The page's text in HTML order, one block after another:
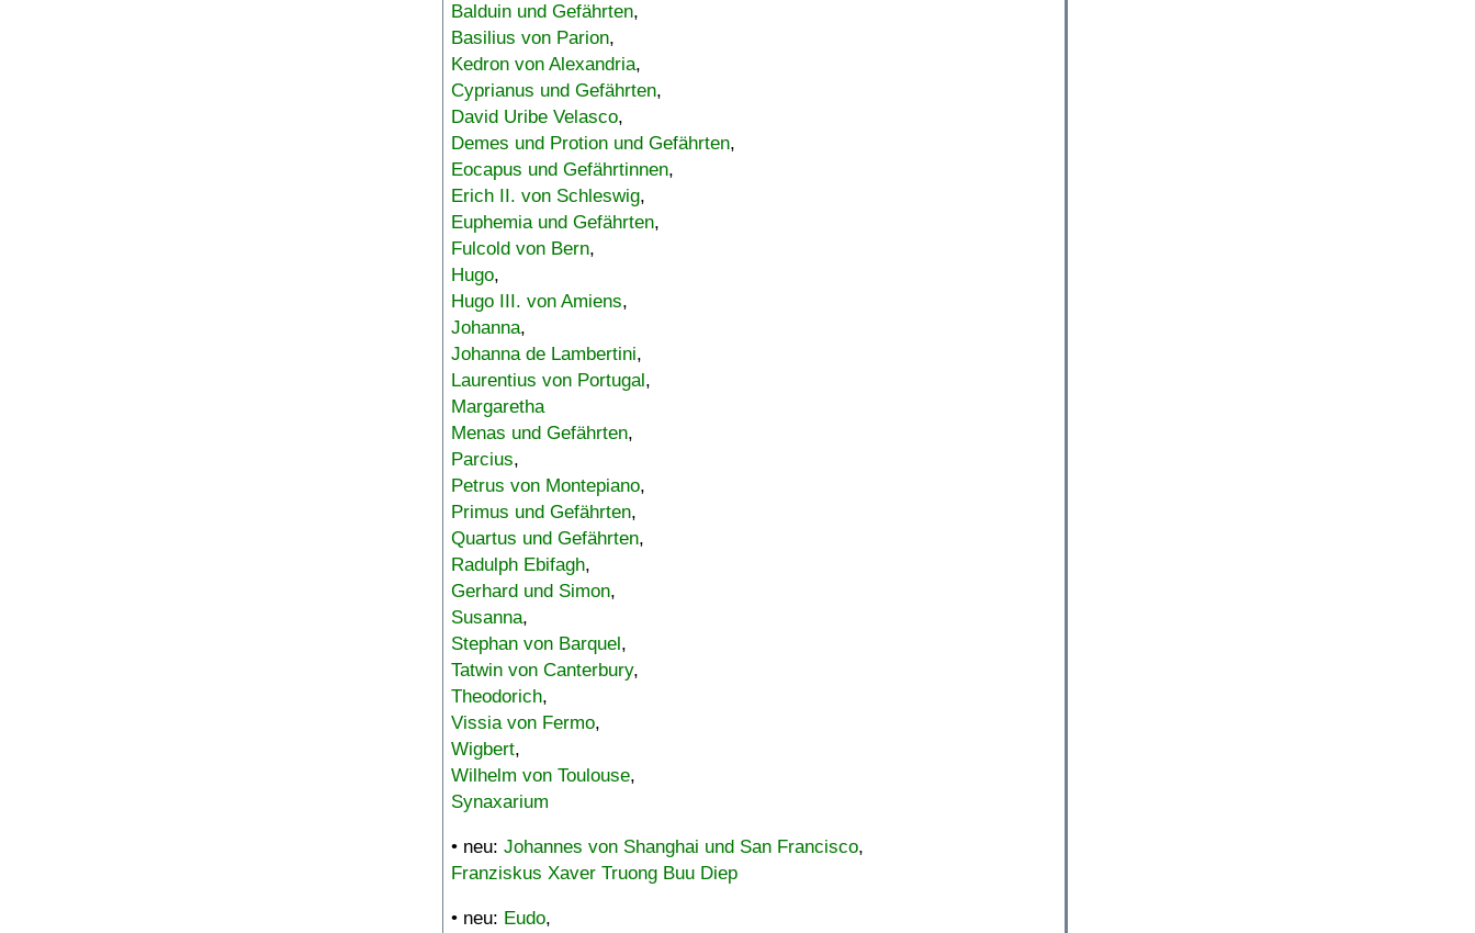
Balduin und Gefährten,
Basilius von Parion,
Kedron von Alexandria,
Cyprianus und Gefährten,
David Uribe Velasco,
Demes und Protion und Gefährten,
Eocapus und Gefährtinnen,
Erich II. von Schleswig,
Euphemia und Gefährten,
Fulcold von Bern,
Hugo,
Hugo III. von Amiens,
Johanna,
Johanna de Lambertini,
Laurentius von Portugal,
Margaretha
Menas und Gefährten,
Parcius,
Petrus von Montepiano,
Primus und Gefährten,
Quartus und Gefährten,
Radulph Ebifagh,
Gerhard und Simon,
Susanna,
Stephan von Barquel,
Tatwin von Canterbury,
Theodorich,
Vissia von Fermo,
Wigbert,
Wilhelm von Toulouse,
Synaxarium
• neu: Johannes von Shanghai und San Francisco,
Franziskus Xaver Truong Buu Diep
• neu: Eudo,